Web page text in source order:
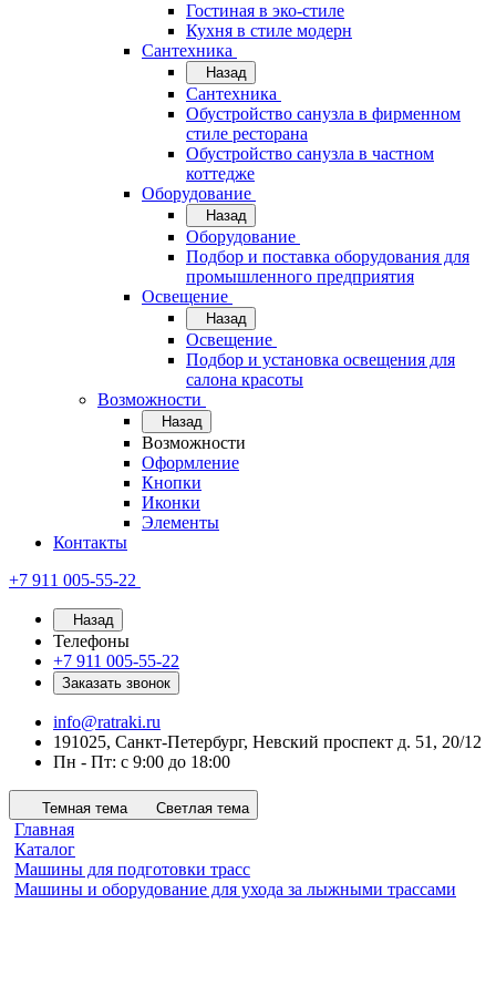
Гостиная в эко-стиле
Кухня в стиле модерн
Сантехника
Назад
Сантехника
Обустройство санузла в фирменном
стиле ресторана
Обустройство санузла в частном
коттедже
Оборудование
Назад
Оборудование
Подбор и поставка оборудования для
промышленного предприятия
Освещение
Назад
Освещение
Подбор и установка освещения для
салона красоты
Возможности
Назад
Возможности
Оформление
Кнопки
Иконки
Элементы
Контакты
+7 911 005-55-22
Назад
Телефоны
+7 911 005-55-22
Заказать звонок
info@ratraki.ru
191025, Санкт-Петербург, Невский проспект д. 51, 20/12
Пн - Пт: с 9:00 до 18:00
Темная тема Светлая тема
Главная
Каталог
Машины для подготовки трасс
Машины и оборудование для ухода за лыжными трассами